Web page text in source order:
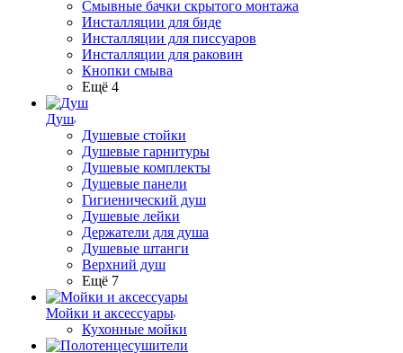
Смывные бачки скрытого монтажа
Инсталляции для биде
Инсталляции для писсуаров
Инсталляции для раковин
Кнопки смыва
Ещё 4
Душ
Душевые стойки
Душевые гарнитуры
Душевые комплекты
Душевые панели
Гигиенический душ
Душевые лейки
Держатели для душа
Душевые штанги
Верхний душ
Ещё 7
Мойки и аксессуары
Кухонные мойки